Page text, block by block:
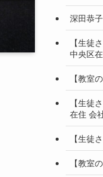
深田恭
【生徒
中央区
【教室
【生徒
在住 会
【生徒
【教室